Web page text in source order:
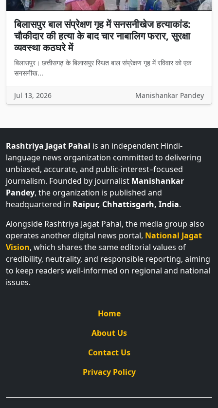
बिलासपुर बाल संप्रेक्षण गृह में सनसनीखेज हत्याकांड:
चौकीदार की हत्या के बाद चार नाबालिग फरार, सुरक्षा
व्यवस्था कठघरे में
बिलासपुर। छत्तीसगढ़ के बिलासपुर स्थित बाल संप्रेक्षण गृह में रविवार को एक
सनसनीख...
Jul 13, 2026 Manishankar Pandey
Rashtriya Jagat Pahal is an independent Hindi-
language news organization committed to delivering
unbiased, accurate, and public-interest–focused
journalism. Founded by journalist Manishankar
Pandey, the organization is published and
headquartered in Raipur, Chhattisgarh, India.
Alongside Rashtriya Jagat Pahal, the media group also
operates another digital news portal, National Jagat
Vision, which shares the same editorial values of
credibility, neutrality, and responsible reporting, aiming
to keep readers well-informed on regional and national
issues.
Home
About Us
Contact Us
Privacy Policy